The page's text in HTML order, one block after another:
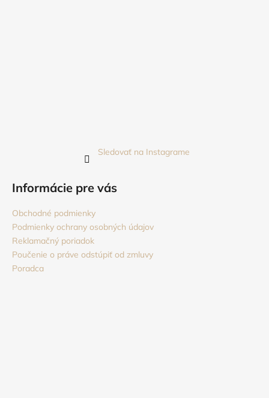
Sledovať na Instagrame
Informácie pre vás
Obchodné podmienky
Podmienky ochrany osobných údajov
Reklamačný poriadok
Poučenie o práve odstúpiť od zmluvy
Poradca